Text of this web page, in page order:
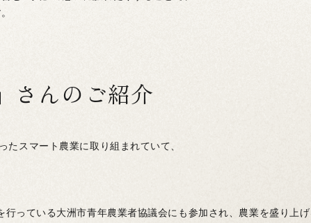
さんのご紹介
スマート農業に取り組まれていて、
行っている大洲市青年農業者協議会にも参加され、農業を盛り上